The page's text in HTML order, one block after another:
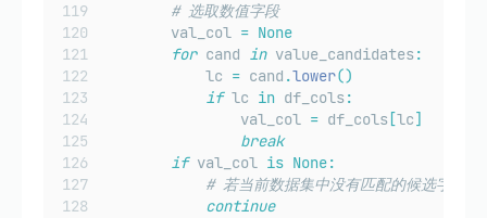
# 选取数值字段
        val_col
= None
for cand in value_candidates:
            lc
= cand .lower()
if lc in df_cols:
                val_col
= df_cols [lc]
break
if val_col is None:
# 若当前数据集中没有匹配的候选字段，
continue